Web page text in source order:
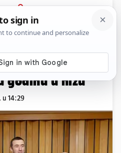
PRIJAVA
News Komentari
pučku kuhinju u
godinu u nizu
u 14:29